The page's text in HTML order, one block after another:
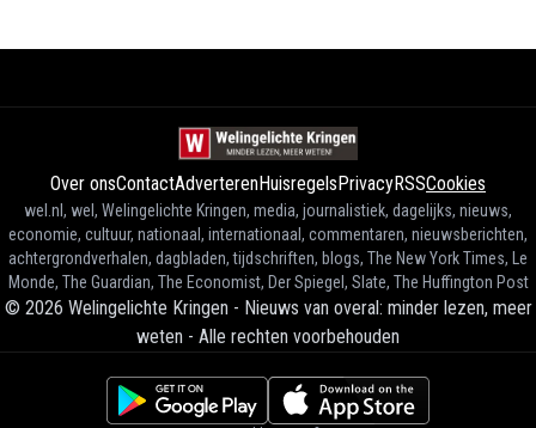
Over onsContactAdverterenHuisregelsPrivacyRSSCookies
wel.nl, wel, Welingelichte Kringen, media, journalistiek, dagelijks, nieuws,
economie, cultuur, nationaal, internationaal, commentaren, nieuwsberichten,
achtergrondverhalen, dagbladen, tijdschriften, blogs, The New York Times, Le
Monde, The Guardian, The Economist, Der Spiegel, Slate, The Huffington Post
© 2026 Welingelichte Kringen - Nieuws van overal: minder lezen, meer
weten - Alle rechten voorbehouden